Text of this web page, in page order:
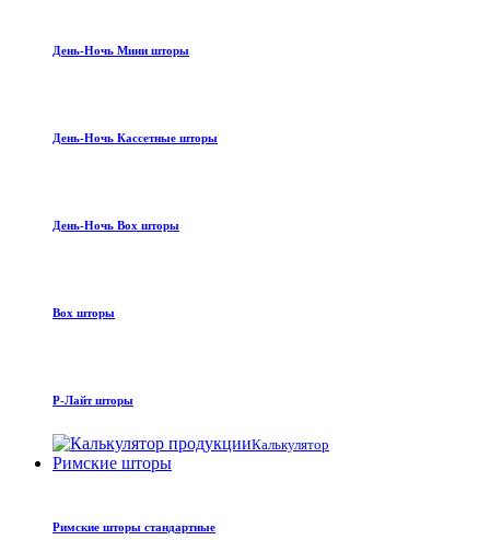
День-Ночь Мини шторы
День-Ночь Кассетные шторы
День-Ночь Box шторы
Box шторы
Р-Лайт шторы
Калькулятор
Римские шторы
Римские шторы стандартные